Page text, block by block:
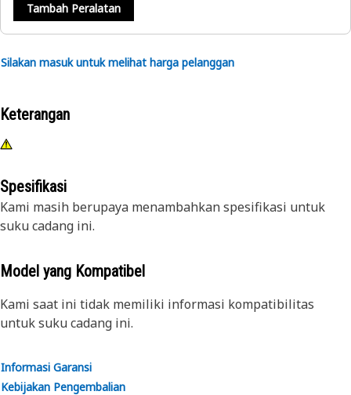
Tambah Peralatan
Silakan masuk untuk melihat harga pelanggan
Keterangan
Spesifikasi
Kami masih berupaya menambahkan spesifikasi untuk
suku cadang ini.
Model yang Kompatibel
Kami saat ini tidak memiliki informasi kompatibilitas
untuk suku cadang ini.
Informasi Garansi
Kebijakan Pengembalian